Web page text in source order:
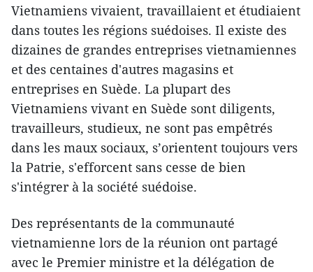
Vietnamiens vivaient, travaillaient et étudiaient
dans toutes les régions suédoises. Il existe des
dizaines de grandes entreprises vietnamiennes
et des centaines d'autres magasins et
entreprises en Suède. La plupart des
Vietnamiens vivant en Suède sont diligents,
travailleurs, studieux, ne sont pas empêtrés
dans les maux sociaux, s’orientent toujours vers
la Patrie, s'efforcent sans cesse de bien
s'intégrer à la société suédoise.
Des représentants de la communauté
vietnamienne lors de la réunion ont partagé
avec le Premier ministre et la délégation de